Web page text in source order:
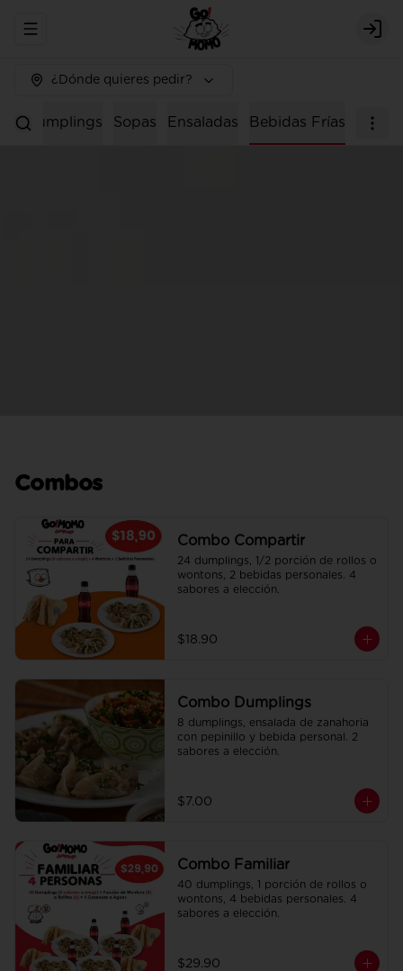
Abrir menu de navegación
¿Dónde quieres pedir?
Dumplings Sopas Ensaladas Bebidas Frías
Combos
Combo Compartir
24 dumplings, 1/2 porción de rollos o
wontons, 2 bebidas personales. 4
sabores a elección.
$18.90
Combo Dumplings
8 dumplings, ensalada de zanahoria
con pepinillo y bebida personal. 2
sabores a elección.
$7.00
Combo Familiar
40 dumplings, 1 porción de rollos o
wontons, 4 bebidas personales. 4
sabores a elección.
$29.90